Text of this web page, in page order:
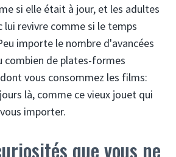
si elle était à jour, et les adultes
lui revivre comme si le temps
importe le nombre d'avancées
combien de plates-formes
vous consommez les films:
là, comme ce vieux jouet qui
importer.
que vous ne